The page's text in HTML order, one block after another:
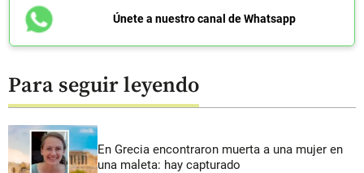
Únete a nuestro canal de Whatsapp
Para seguir leyendo
En Grecia encontraron muerta a una mujer en
una maleta: hay capturado